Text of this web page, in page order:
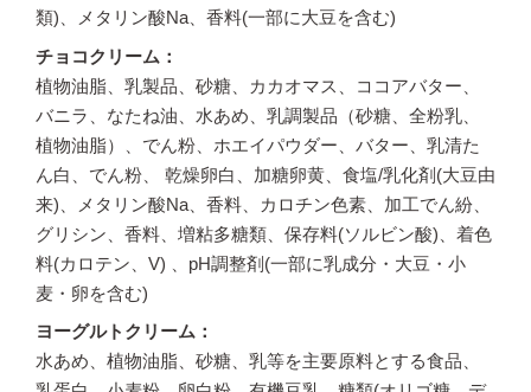
類)、メタリン酸Na、香料(一部に大豆を含む)
チョコクリーム
植物油脂、乳製品、砂糖、カカオマス、ココアバター、
バニラ、なたね油、水あめ、乳調製品（砂糖、全粉乳、
植物油脂）、でん粉、ホエイパウダー、バター、乳清た
ん白、でん粉、 乾燥卵白、加糖卵黄、食塩/乳化剤(大豆由
来)、メタリン酸Na、香料、カロチン色素、加工でん紛、
グリシン、香料、増粘多糖類、保存料(ソルビン酸)、着色
料(カロテン、V) 、pH調整剤(一部に乳成分・大豆・小
麦・卵を含む)
ヨーグルトクリーム
水あめ、植物油脂、砂糖、乳等を主要原料とする食品、